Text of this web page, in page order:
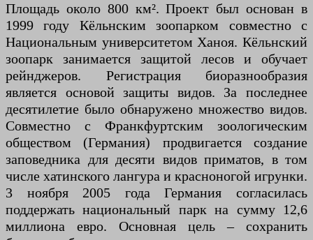
Площадь около 800 км². Проект был основан в
1999 году Кёльнским зоопарком совместно с
Национальным университетом Ханоя. Кёльнский
зоопарк занимается защитой лесов и обучает
рейнджеров. Регистрация биоразнообразия
является основой защиты видов. За последнее
десятилетие было обнаружено множество видов.
Совместно с Франкфуртским зоологическим
обществом (Германия) продвигается создание
заповедника для десяти видов приматов, в том
числе хатинского лангура и красноногой игрунки.
3 ноября 2005 года Германия согласилась
поддержать национальный парк на сумму 12,6
миллиона евро. Основная цель – сохранить